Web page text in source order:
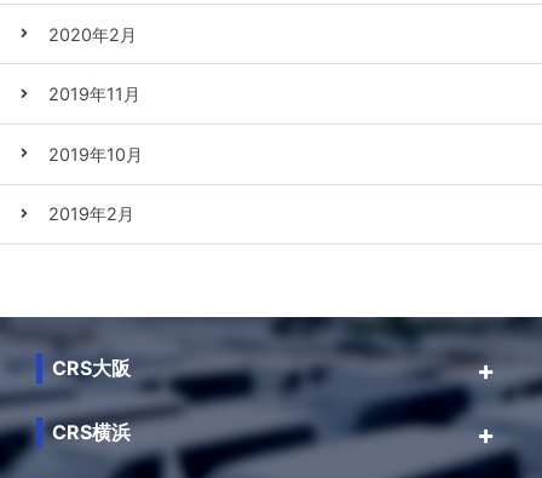
2020年2月
2019年11月
2019年10月
2019年2月
CRS大阪
CRS横浜